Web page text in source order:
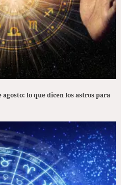
agosto: lo que dicen los astros para